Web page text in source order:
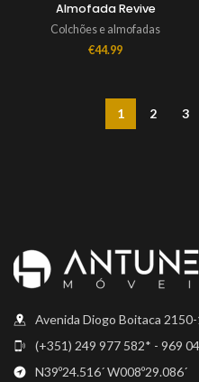
Almofada Revive
Colchões e almofadas
€44.99
1 2 3
Avenida Diogo Boitaca
(+351) 249 977 582* - 969
N39º24.516´ W008º29.086´